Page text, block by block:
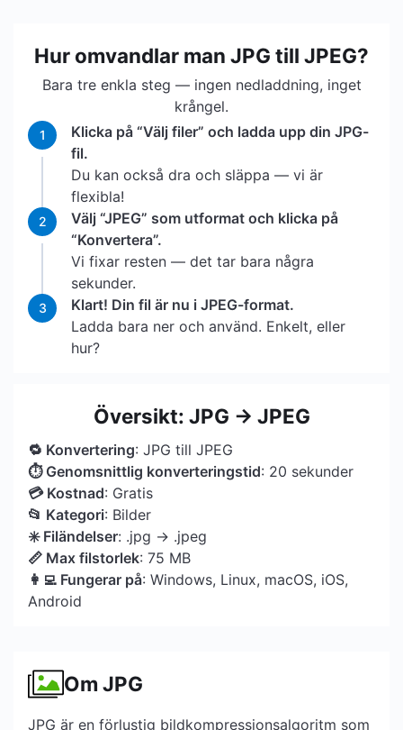
Hur omvandlar man JPG till JPEG?
Bara tre enkla steg — ingen nedladdning, inget
krångel.
1
Klicka på “Välj filer” och ladda upp din JPG-
fil.
Du kan också dra och släppa — vi är
flexibla!
2
Välj “JPEG” som utformat och klicka på
“Konvertera”.
Vi fixar resten — det tar bara några
sekunder.
3
Klart! Din fil är nu i JPEG-format.
Ladda bara ner och använd. Enkelt, eller
hur?
Översikt: JPG → JPEG
🔁 Konvertering: JPG till JPEG
⏱ Genomsnittlig konverteringstid: 20 sekunder
💳 Kostnad: Gratis
📂 Kategori: Bilder
✳️ Filändelser: .jpg → .jpeg
📏 Max filstorlek: 75 MB
👩‍💻 Fungerar på: Windows, Linux, macOS, iOS,
Android
Om JPG
JPG är en förlustig bildkompressionsalgoritm som